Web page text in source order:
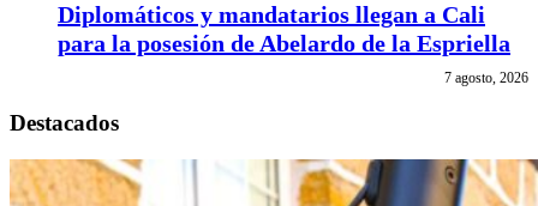
Diplomáticos y mandatarios llegan a Cali
para la posesión de Abelardo de la Espriella
7 agosto, 2026
Destacados